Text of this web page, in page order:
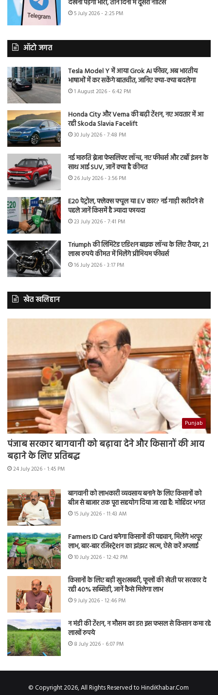
देखना पड़ेगा भारी, तीन दिनों में दूसरा नोटिस
5 July 2026 - 2:25 PM
ऑटो जगत
Tesla Model Y में आया Grok AI फीचर, अब भारतीय
भाषाओं में कर सकेंगे बातचीत, जानिए क्या-क्या बदलेगा
1 August 2026 - 6:42 PM
Honda City और Verna की बढ़ी टेंशन, नए अवतार में आ
रही Skoda Slavia Facelift
30 July 2026 - 7:48 PM
नई मारुति ब्रेजा फेसलिफ्ट लॉन्च, नए फीचर्स और टर्बो इंजन के
साथ आई SUV, जानें क्या है कीमत
26 July 2026 - 3:56 PM
E20 पेट्रोल, फ्लेक्स फ्यूल या EV कार? नई गाड़ी खरीदने से
पहले जानें किसमें है ज्यादा फायदा
23 July 2026 - 7:41 PM
Triumph की लिमिटेड एडिशन बाइक लॉन्च के लिए तैयार, 21
लाख रुपये कीमत में मिलेंगे प्रीमियम फीचर्स
16 July 2026 - 3:17 PM
खेत खलिहान
Punjab
पंजाब सरकार बागवानी को बढ़ावा देने और किसानों की आय
बढ़ाने के लिए प्रतिबद्ध
24 July 2026 - 1:45 PM
बागवानी को लाभकारी व्यवसाय बनाने के लिए किसानों को
बीज से बाजार तक पूरा सहयोग दिया जा रहा है: मोहिंदर भगत
15 July 2026 - 11:43 AM
Farmers ID Card बनेगा किसानों की पहचान, मिलेंगे भरपूर
लाभ, बार-बार रजिस्ट्रेशन का झंझट खत्म, ऐसे करें अप्लाई
10 July 2026 - 12:42 PM
किसानों के लिए बड़ी खुशखबरी, फूलों की खेती पर सरकार दे
रही 40% सब्सिडी, जानें कैसे मिलेगा लाभ
9 July 2026 - 12:46 PM
न मंडी की टेंशन, न मौसम का डर! इस फसल से किसान कमा रहे
लाखों रुपये
8 July 2026 - 6:07 PM
© Copyright 2026, All Rights Reserved to HindiKhabar.Com